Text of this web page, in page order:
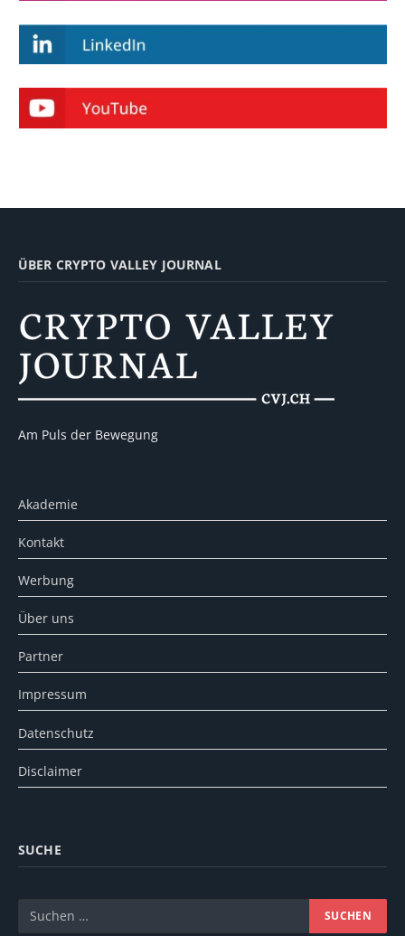
ÜBER CRYPTO VALLEY JOURNAL
Am Puls der Bewegung
Akademie
Kontakt
Werbung
Über uns
Partner
Impressum
Datenschutz
Disclaimer
SUCHE